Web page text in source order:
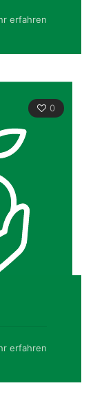
erfahren
0
erfahren